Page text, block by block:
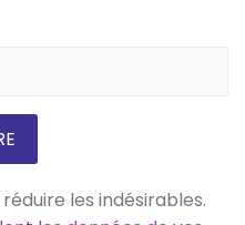
les indésirables.